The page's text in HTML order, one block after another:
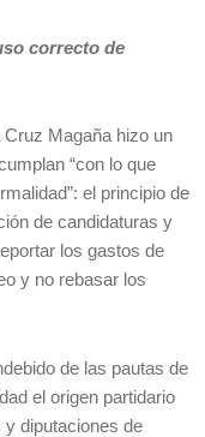
correcto de
Magaña hizo un
“con lo que
el principio de
de candidaturas y
los gastos de
y no rebasar los
de las pautas de
el origen partidario
diputaciones de